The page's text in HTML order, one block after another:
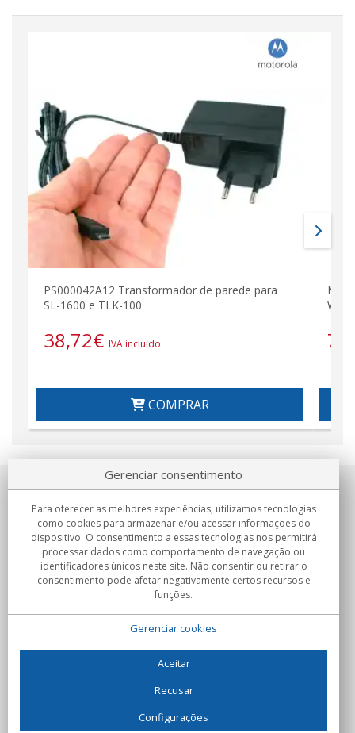
PS000042A12 Transformador de parede para
SL-1600 e TLK-100
38,72€ IVA incluído
COMPRAR
Sobre nosotros
Compromissos
Compras
C/Flassaders, 13, Nave 6, 08130 Santa Perpètua de Mogoda
Gerenciar consentimento
Para oferecer as melhores experiências, utilizamos tecnologias
como cookies para armazenar e/ou acessar informações do
dispositivo. O consentimento a essas tecnologias nos permitirá
processar dados como comportamento de navegação ou
identificadores únicos neste site. Não consentir ou retirar o
consentimento pode afetar negativamente certos recursos e
funções.
Gerenciar cookies
Aceitar
Recusar
Configurações